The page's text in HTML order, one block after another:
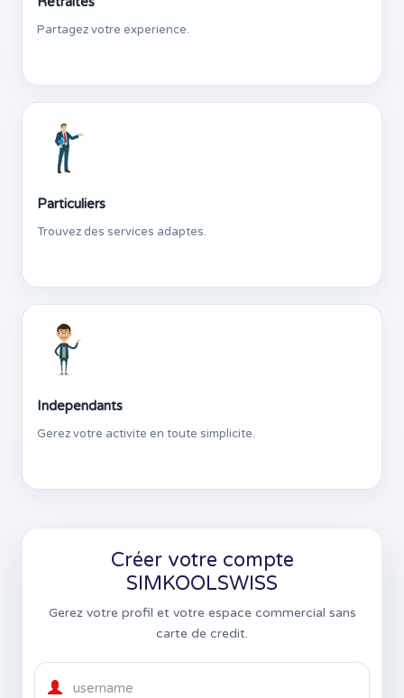
Partagez votre experience.
Particuliers
Trouvez des services adaptes.
Independants
Gerez votre activite en toute simplicite.
Créer votre compte
SIMKOOLSWISS
Gerez votre profil et votre espace commercial sans
carte de credit.